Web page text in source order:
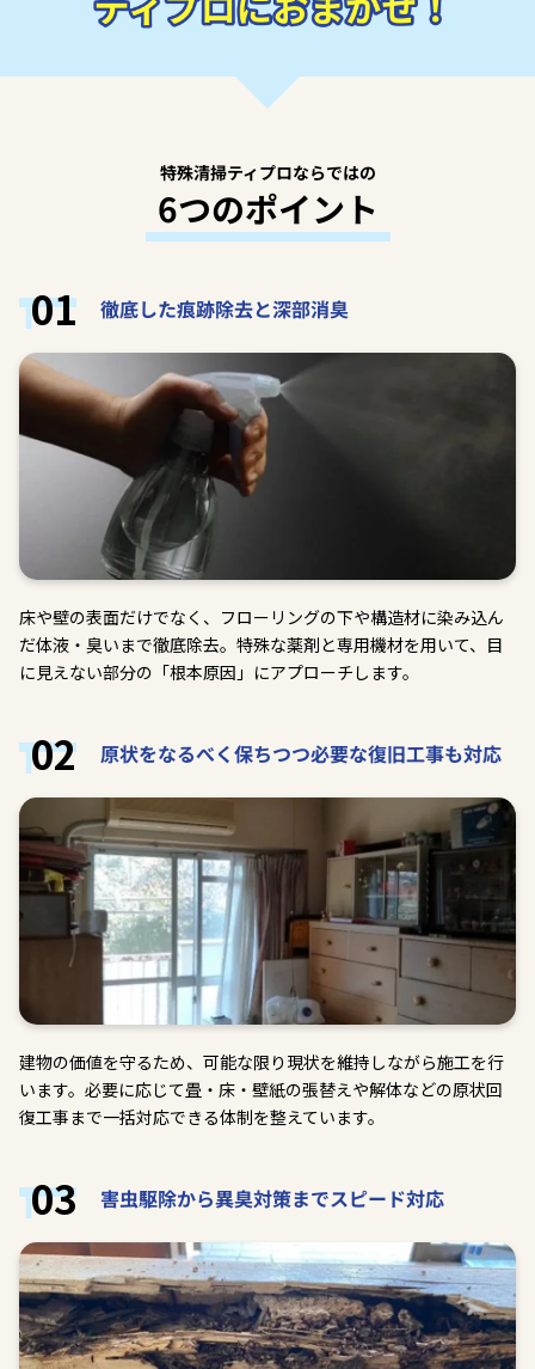
特殊清掃ティプロならではの
6つのポイント
01 徹底した痕跡除去と深部消臭
床や壁の表面だけでなく、フローリングの下や構造材に染み込ん
だ体液・臭いまで徹底除去。特殊な薬剤と専用機材を用いて、目
に見えない部分の「根本原因」にアプローチします。
02 原状をなるべく保ちつつ必要な復旧工事も対応
建物の価値を守るため、可能な限り現状を維持しながら施工を行
います。必要に応じて畳・床・壁紙の張替えや解体などの原状回
復工事まで一括対応できる体制を整えています。
03 害虫駆除から異臭対策までスピード対応